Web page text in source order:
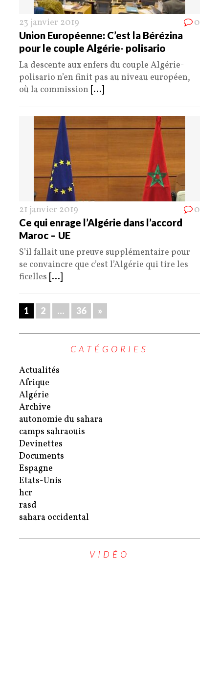
23 janvier 2019 0
Union Européenne: C’est la Bérézina
pour le couple Algérie- polisario
La descente aux enfers du couple Algérie-
polisario n’en finit pas au niveau européen,
où la commission [...]
21 janvier 2019 0
Ce qui enrage l’Algérie dans l’accord
Maroc – UE
S’il fallait une preuve supplémentaire pour
se convaincre que c’est l’Algérie qui tire les
ficelles [...]
1 2 … 36 »
CATÉGORIES
Actualités
Afrique
Algérie
Archive
autonomie du sahara
camps sahraouis
Devinettes
Documents
Espagne
Etats-Unis
hcr
rasd
sahara occidental
VIDÉO